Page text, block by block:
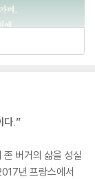
다.”
존 버거의 삶을 성실
년 프랑스에서